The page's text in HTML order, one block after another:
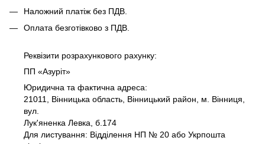
Наложний платіж без ПДВ.
Оплата безготівково з ПДВ.
Реквізити розрахункового рахунку:
ПП «Азуріт»
Юридична та фактична адреса:
21011, Вінницька область, Вінницький район, м. Вінниця,
вул.
Лук'яненка Левка, б.174
Для листування: Відділення НП № 20 або Укрпошта